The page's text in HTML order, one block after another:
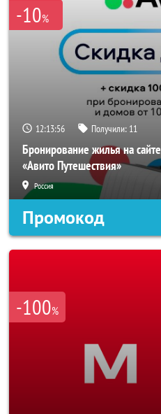
-10%
12:13:53 Получили: 11
Бронирование жилья на
«Авито Путешествия»
Россия
Промокод
-100%